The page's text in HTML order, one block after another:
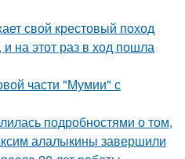
свой крестовый поход
на этот раз в ход пошла
части "Мумии" с
подробностями о том,
алалыкины завершили